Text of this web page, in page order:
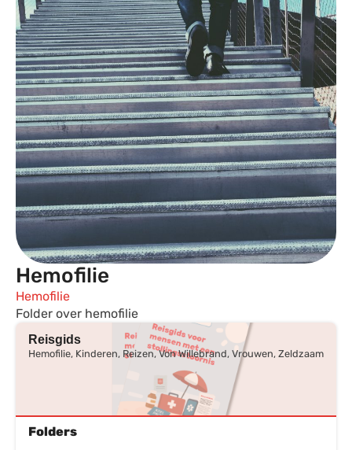
Hemofilie
Hemofilie
Folder over hemofilie
Reisgids
Hemofilie, Kinderen, Reizen, Von Willebrand, Vrouwen, Zeldzaam
Folders